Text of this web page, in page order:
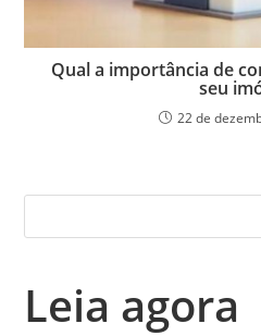
Qual a importância de
seu
22 de
Leia agora